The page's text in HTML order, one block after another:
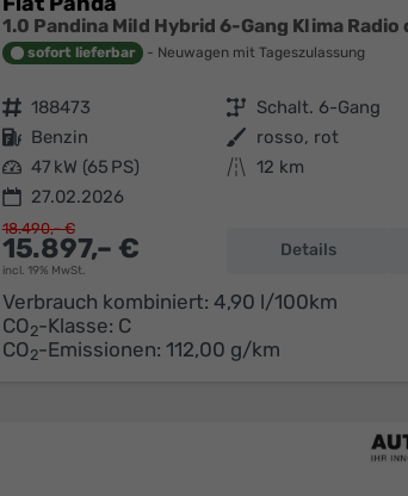
sofort lieferbar Neuwagen mit Tageszulassung
Fahrzeugnr. 188473 Getriebe Schalt. 6-Gang
Kraftstoff Benzin Außenfarbe rosso, rot
Leistung 47 kW (65 PS) Kilometerstand 12 km
27.02.2026
15.897,– €
incl. 19% MwSt.
18.490,– €
Details
Verbrauch kombiniert: 4,90 l/100km
CO2-Klasse: C
CO2-Emissionen: 112,00 g/km